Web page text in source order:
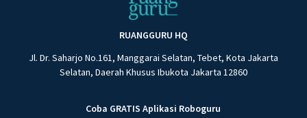
RUANGGURU HQ
Jl. Dr. Saharjo No.161, Manggarai Selatan, Tebet, Kota Jakarta
Selatan, Daerah Khusus Ibukota Jakarta 12860
Coba GRATIS Aplikasi Roboguru